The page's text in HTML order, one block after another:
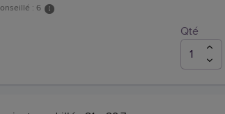
: 6
Qté